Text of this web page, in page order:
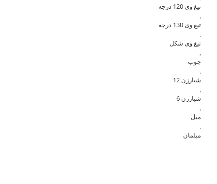
تیغ وی 120 درجه
,
تیغ وی 130 درجه
,
تیغ وی شکل
,
چوب
,
شیارزن 12
,
شیارزن 6
,
مبل
,
مبلمان